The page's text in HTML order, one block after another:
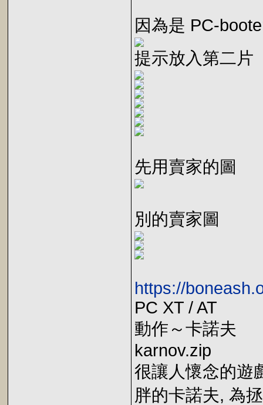
因為是 PC-
提示放入第二片
先用賣家的圖
別的賣家圖
https://
PC XT / AT
動作～卡諾夫
karnov.zip
很讓人懷念的遊
胖的卡諾夫, 為